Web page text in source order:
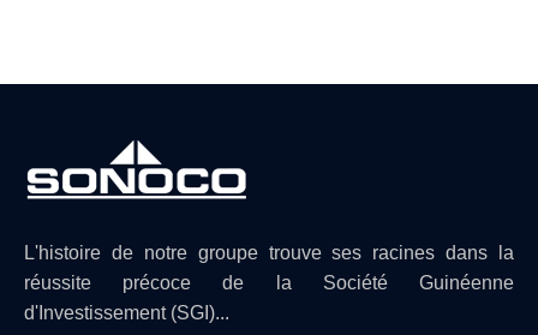
L'histoire de notre groupe trouve ses racines dans la
réussite précoce de la Société Guinéenne
d'Investissement (SGI)...